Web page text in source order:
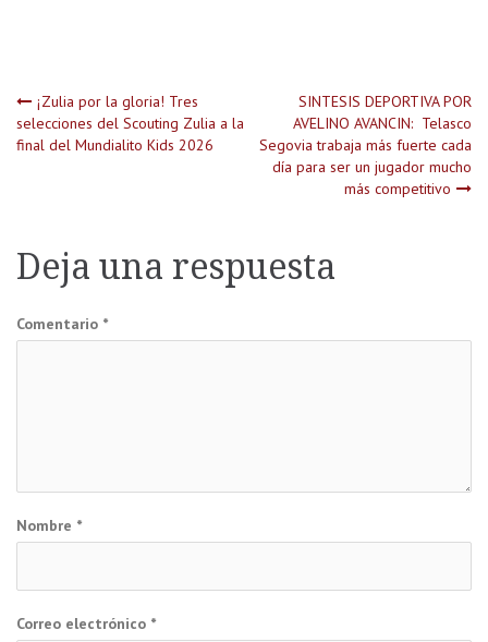
Navegación
de
¡Zulia por la gloria! Tres
selecciones del Scouting Zulia a la
final del Mundialito Kids 2026
SINTESIS DEPORTIVA POR
AVELINO AVANCIN: Telasco
Segovia trabaja más fuerte cada
día para ser un jugador mucho
más competitivo
Deja una respuesta
Comentario *
Nombre *
Correo electrónico *